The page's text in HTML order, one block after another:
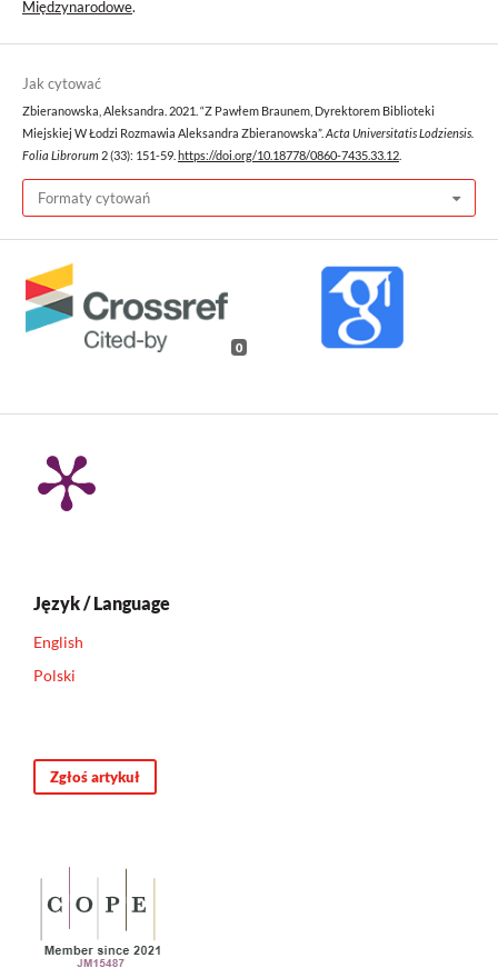
Międzynarodowe.
Jak cytować
Zbieranowska, Aleksandra. 2021. “Z Pawłem Braunem, Dyrektorem Biblioteki
Miejskiej W Łodzi Rozmawia Aleksandra Zbieranowska”. Acta Universitatis Lodziensis.
Folia Librorum 2 (33): 151-59. https://doi.org/10.18778/0860-7435.33.12
Formaty cytowań
0
Język / Language
English
Polski
Zgłoś artykuł